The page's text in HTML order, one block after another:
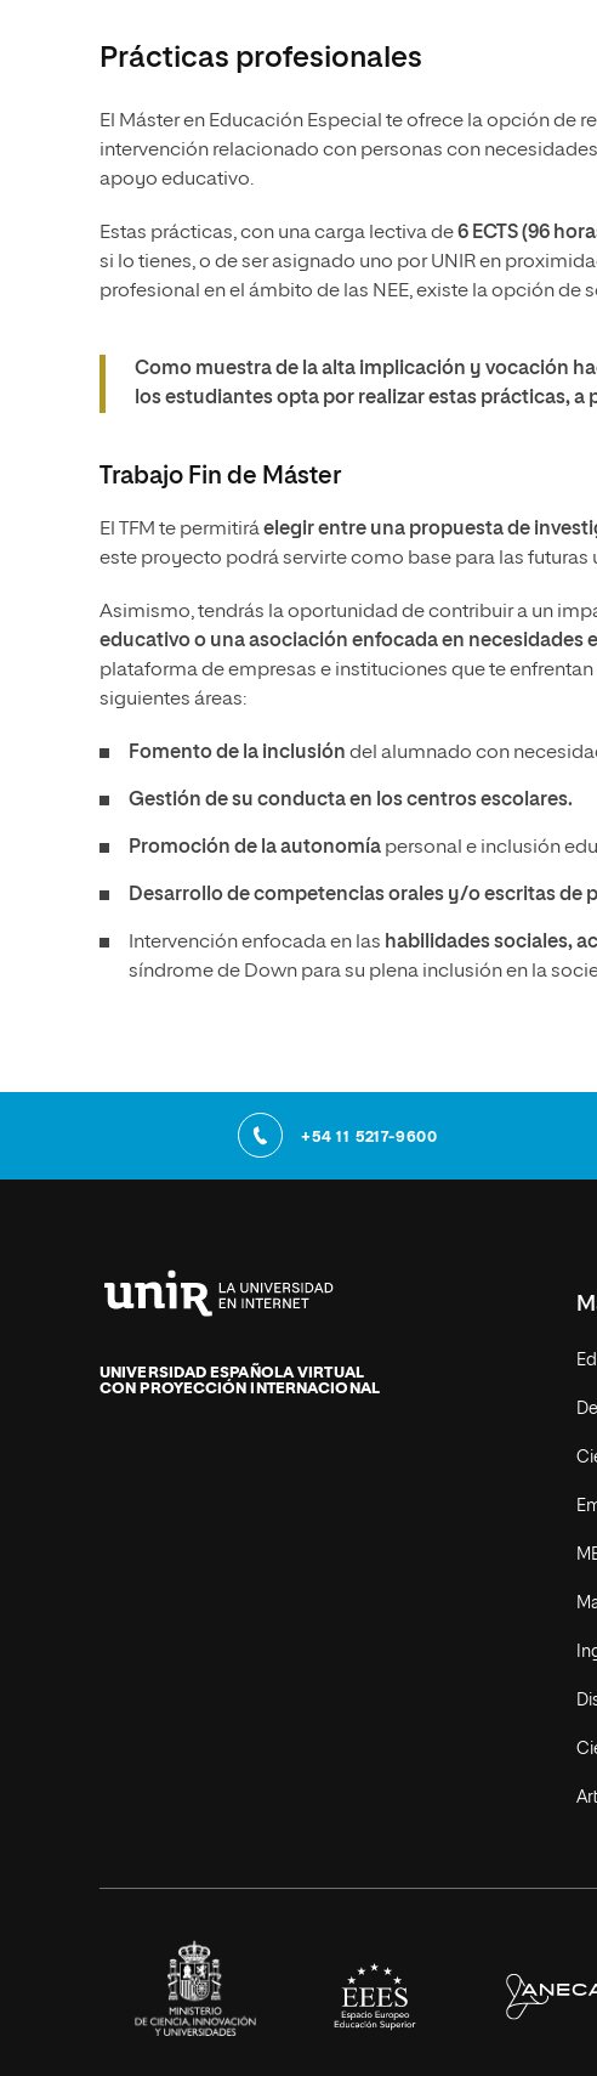
Prácticas profesionales
El Máster en Educación Especial te ofrece la opción de
intervención relacionado con personas con
apoyo educativo.
Estas prácticas, con una carga lectiva de6 ECTS (96
si lo tienes, o de ser asignado uno por UNIR en
profesional en el ámbito de las NEE, existe la opción
Como muestra de la alta implicación y vocación
los estudiantes opta por realizar estas prácticas, a
Trabajo Fin de Máster
El TFM te permitiráelegir entre una propuesta de
este proyecto podrá servirte como base para las
Asimismo, tendrás la oportunidad de contribuir a un
educativo o una asociación enfocada en necesidades
plataforma de empresas e instituciones que te
siguientes áreas:
Fomento de la inclusión del alumnado con
Gestión de su conducta en los centros escolares.
Promoción de la autonomía personal e inclusión
Desarrollo de competencias orales y/o escritas de
Intervención enfocada en las habilidades sociales,
síndrome de Down para su plena inclusión en la
+54 11 5217-9600
de
La
UNIVERSIDAD ESPAÑOLA VIRTUAL
CON PROYECCIÓN INTERNACIONAL